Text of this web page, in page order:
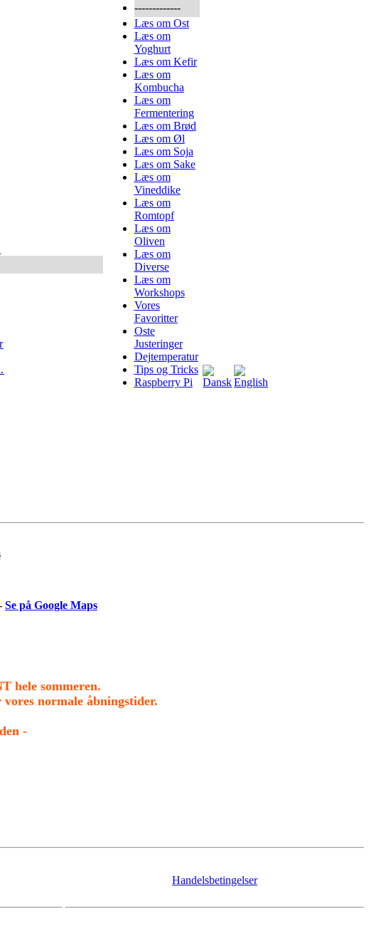
-------------
Læs om Ost
Læs om
Yoghurt
Læs om Kefir
Læs om
Kombucha
Læs om
Fermentering
Læs om Brød
Læs om Øl
Læs om Soja
Læs om Sake
Læs om
Vineddike
Læs om
Romtopf
Læs om
Oliven
Læs om
Diverse
Læs om
Workshops
Vores
Favoritter
Oste
Justeringer
Dejtemperatur
Tips og Tricks
Raspberry Pi
Se på Google Maps
hele sommeren.
normale åbningstider.
-
Handelsbetingelser